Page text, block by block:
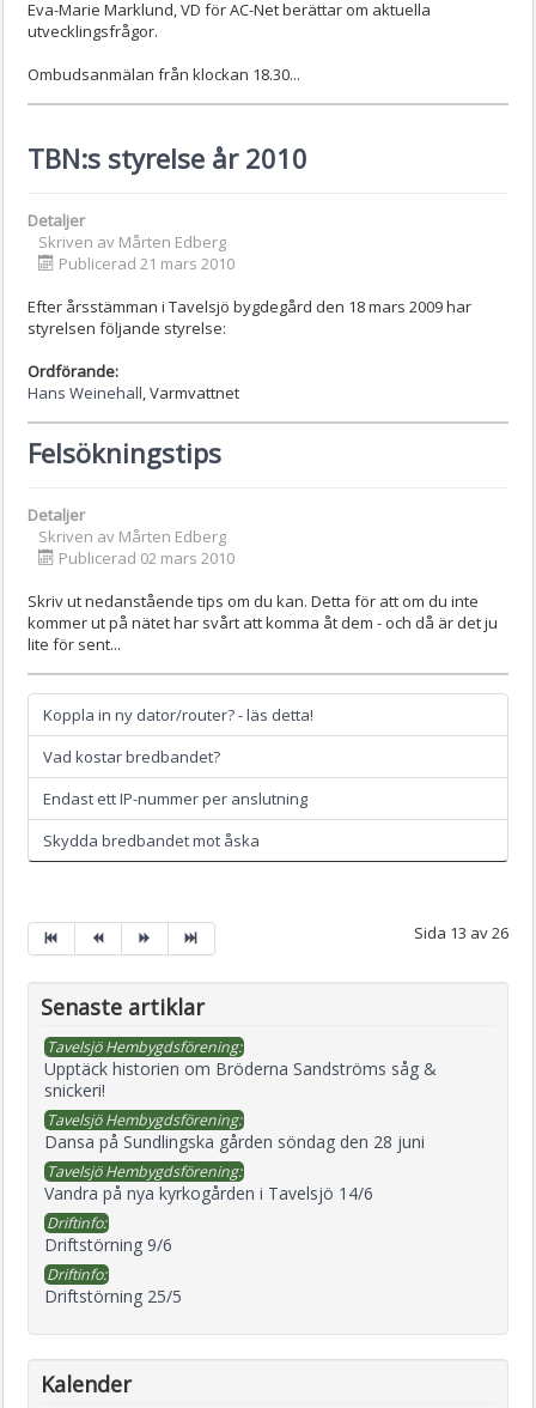
Eva-Marie Marklund, VD för AC-Net berättar om aktuella
utvecklingsfrågor.
Ombudsanmälan från klockan 18.30...
TBN:s styrelse år 2010
Detaljer
Skriven av Mårten Edberg
Publicerad 21 mars 2010
Efter årsstämman i Tavelsjö bygdegård den 18 mars 2009 har
styrelsen följande styrelse:
Ordförande:
Hans Weinehall, Varmvattnet
Felsökningstips
Detaljer
Skriven av Mårten Edberg
Publicerad 02 mars 2010
Skriv ut nedanstående tips om du kan. Detta för att om du inte
kommer ut på nätet har svårt att komma åt dem - och då är det ju
lite för sent...
Koppla in ny dator/router? - läs detta!
Vad kostar bredbandet?
Endast ett IP-nummer per anslutning
Skydda bredbandet mot åska
Sida 13 av 26
Senaste artiklar
Tavelsjö Hembygdsförening:
Upptäck historien om Bröderna Sandströms såg &
snickeri!
Tavelsjö Hembygdsförening:
Dansa på Sundlingska gården söndag den 28 juni
Tavelsjö Hembygdsförening:
Vandra på nya kyrkogården i Tavelsjö 14/6
Driftinfo:
Driftstörning 9/6
Driftinfo:
Driftstörning 25/5
Kalender